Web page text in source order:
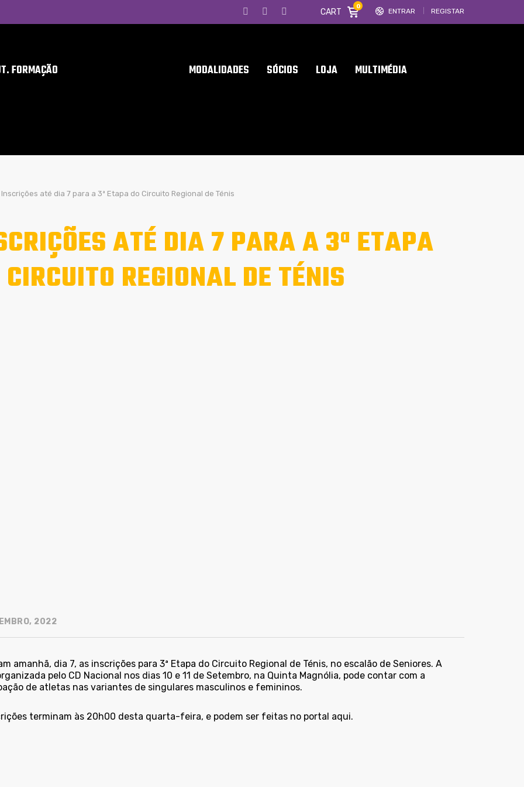
ENTRAR REGISTAR
CART
0
FORMAÇÃO MODALIDADES SÓCIOS LOJA MULTIMÉDIA
Inscrições até dia 7 para a 3ª Etapa do Circuito Regional de Ténis
ATÉ DIA 7 PARA A 3ª ETAPA
CIRCUITO REGIONAL DE TÉNIS
2022
amanhã, dia 7, as inscrições para 3ª Etapa do Circuito Regional de Ténis, no escalão de Seniores. A
pelo CD Nacional nos dias 10 e 11 de Setembro, na Quinta Magnólia, pode contar com a
de atletas nas variantes de singulares masculinos e femininos.
terminam às 20h00 desta quarta-feira, e podem ser feitas no portal aqui.